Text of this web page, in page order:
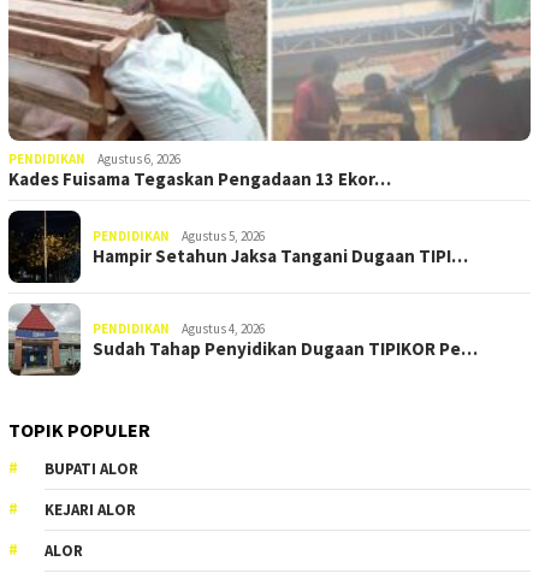
PENDIDIKAN Agustus 6, 2026
Kades Fuisama Tegaskan Pengadaan 13 Ekor…
PENDIDIKAN Agustus 5, 2026
Hampir Setahun Jaksa Tangani Dugaan TIPI…
PENDIDIKAN Agustus 4, 2026
Sudah Tahap Penyidikan Dugaan TIPIKOR Pe…
TOPIK POPULER
BUPATI ALOR
KEJARI ALOR
ALOR